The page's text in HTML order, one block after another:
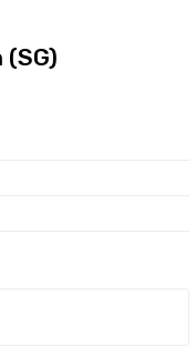
(SG)